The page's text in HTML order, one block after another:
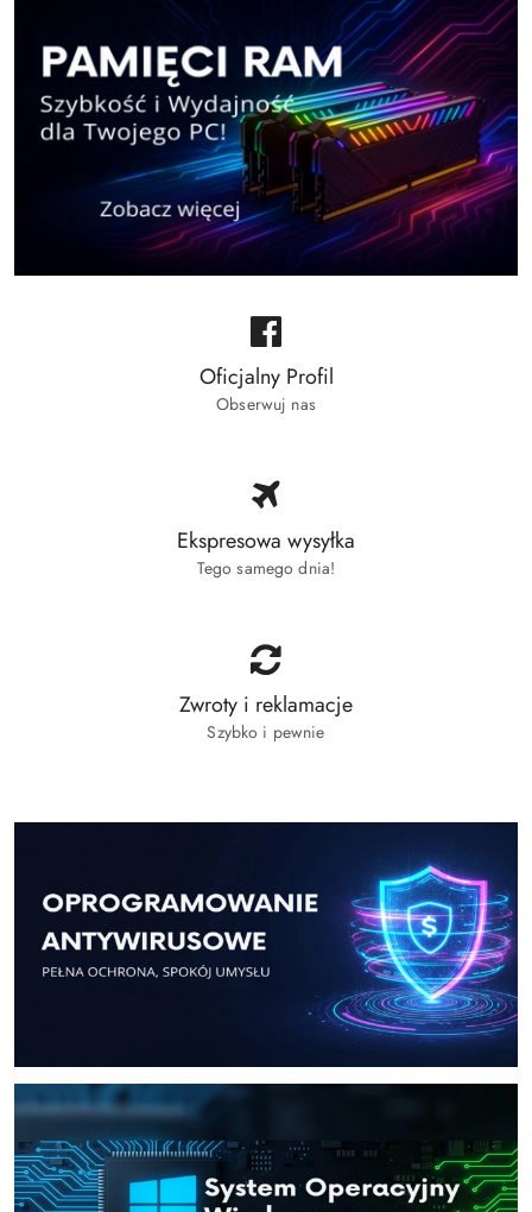
Oficjalny Profil
Obserwuj nas
Ekspresowa wysyłka
Tego samego dnia!
Zwroty i reklamacje
Szybko i pewnie